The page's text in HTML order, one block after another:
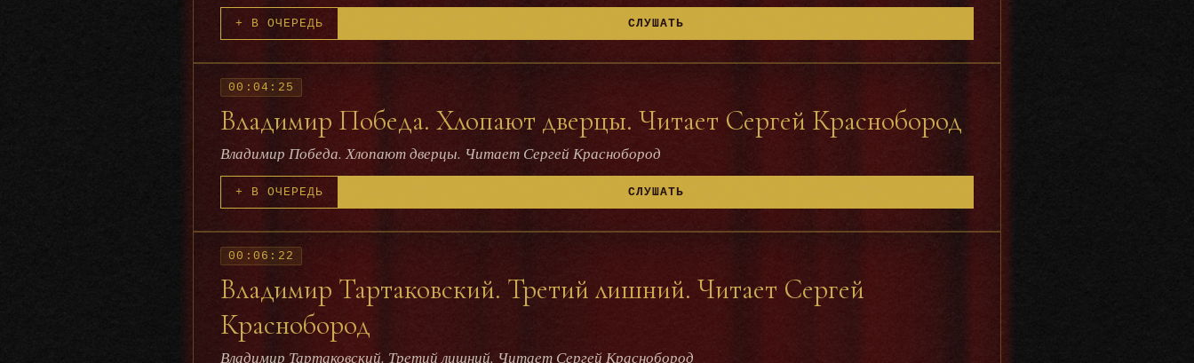
+ В ОЧЕРЕДЬ СЛУШАТЬ
Владимир Победа. Хлопают дверцы. Читает Сергей Краснобород
Владимир Победа. Хлопают дверцы. Читает Сергей Краснобород
00:04:25
+ В ОЧЕРЕДЬ СЛУШАТЬ
Владимир Тартаковский. Третий лишний. Читает Сергей
Краснобород
Владимир Тартаковский. Третий лишний. Читает Сергей Краснобород
00:06:22